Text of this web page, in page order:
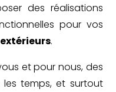
des réalisations
pour vos
.
et pour nous, des
les temps, et surtout